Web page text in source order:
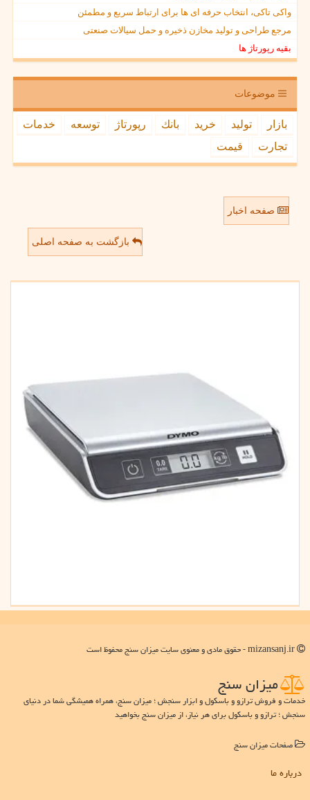
واکی تاکی، انتخاب حرفه ای ها برای ارتباط سریع و مطمئن
مرجع طراحی و تولید مخازن ذخیره و حمل سیالات صنعتی
بقیه رپورتاژ ها
موضوعات
بازار تولید خرید بانك رپورتاژ توسعه
خدمات
تجارت
قیمت
صفحه اخبار
بازگشت به صفحه اصلی
میزان سنج
خدمات و فروش ترازو و باسکول و ابزار سنجش ؛ میزان سنج، همراه همیشگی شما در دنیای
سنجش ؛ ترازو و باسکول برای هر نیاز، از میزان سنج بخواهید
صفحات میزان سنج
درباره ما